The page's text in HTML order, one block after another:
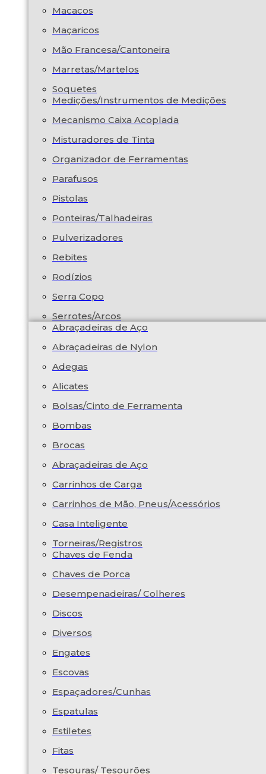
Macacos
Maçaricos
Mão Francesa/Cantoneira
Marretas/Martelos
Soquetes
Medições/Instrumentos de Medições
Mecanismo Caixa Acoplada
Misturadores de Tinta
Organizador de Ferramentas
Parafusos
Pistolas
Ponteiras/Talhadeiras
Pulverizadores
Rebites
Rodízios
Serra Copo
Serrotes/Arcos
Abraçadeiras de Aço
Abraçadeiras de Nylon
Adegas
Alicates
Bolsas/Cinto de Ferramenta
Bombas
Brocas
Abraçadeiras de Aço
Carrinhos de Carga
Carrinhos de Mão, Pneus/Acessórios
Casa Inteligente
Torneiras/Registros
Chaves de Fenda
Chaves de Porca
Desempenadeiras/ Colheres
Discos
Diversos
Engates
Escovas
Espaçadores/Cunhas
Espatulas
Estiletes
Fitas
Tesouras/ Tesourões